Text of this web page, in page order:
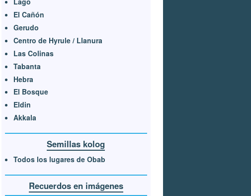
El Cañón
Gerudo
Centro de Hyrule / Llanura
Las Colinas
Tabanta
Hebra
El Bosque
Eldin
Akkala
Semillas kolog
Todos los lugares de Obab
Recuerdos en imágenes